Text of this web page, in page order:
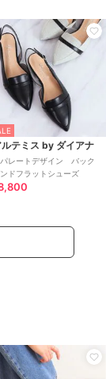
ルテミス by ダイアナ
レートデザイン バック
ドフラットシューズ